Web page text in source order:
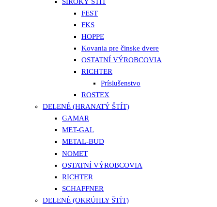
ŠIROKÝ ŠTÍT
FEST
FKS
HOPPE
Kovania pre činske dvere
OSTATNÍ VÝROBCOVIA
RICHTER
Príslušenstvo
ROSTEX
DELENÉ (HRANATÝ ŠTÍT)
GAMAR
MET-GAL
METAL-BUD
NOMET
OSTATNÍ VÝROBCOVIA
RICHTER
SCHAFFNER
DELENÉ (OKRÚHLY ŠTÍT)